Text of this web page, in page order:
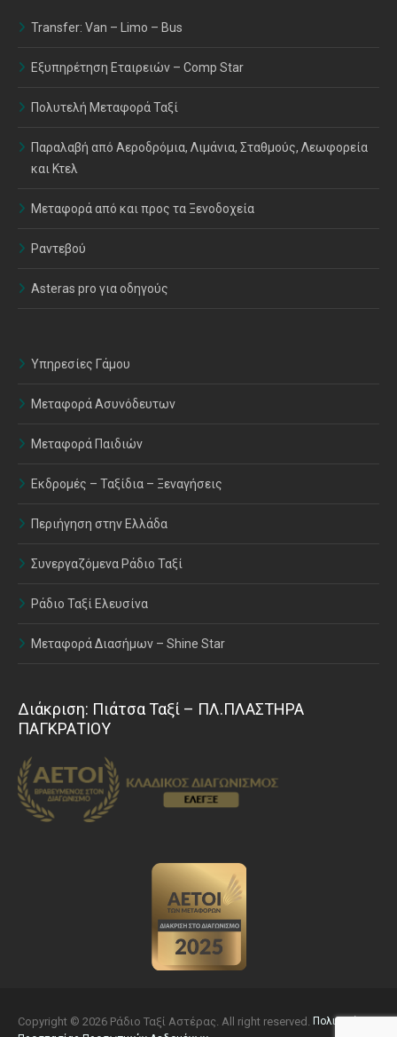
Transfer: Van – Limo – Bus
Εξυπηρέτηση Εταιρειών – Comp Star
Πολυτελή Μεταφορά Ταξί
Παραλαβή από Αεροδρόμια, Λιμάνια, Σταθμούς, Λεωφορεία
και Κτελ
Μεταφορά από και προς τα Ξενοδοχεία
Ραντεβού
Asteras pro για οδηγούς
Υπηρεσίες Γάμου
Μεταφορά Ασυνόδευτων
Μεταφορά Παιδιών
Εκδρομές – Ταξίδια – Ξεναγήσεις
Περιήγηση στην Ελλάδα
Συνεργαζόμενα Ράδιο Ταξί
Ράδιο Ταξί Ελευσίνα
Μεταφορά Διασήμων – Shine Star
Διάκριση: Πιάτσα Ταξί – ΠΛ.ΠΛΑΣΤΗΡΑ
ΠΑΓΚΡΑΤΙΟΥ
Copyright © 2026 Ράδιο Ταξί Αστέρας. All right reserved. Πολιτική